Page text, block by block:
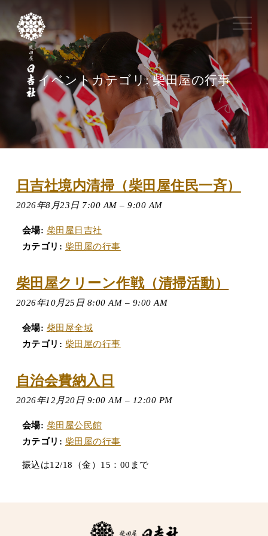
イベントカテゴリ:柴田屋の行事
toggle
日吉社境内清掃（柴田屋住民一斉）
2026年8月23日 7:00 AM –9:00 AM
会場: 柴田屋日吉社
カテゴリ: 柴田屋の行事
柴田屋クリーン作戦（清掃活動）
2026年10月25日 8:00 AM – 9:00 AM
会場: 柴田屋全域
カテゴリ: 柴田屋の行事
自治会費納入日
2026年12月20日 9:00 AM – 12:00 PM
会場: 柴田屋公民館
カテゴリ: 柴田屋の行事
振込は12/18（金）15：00まで